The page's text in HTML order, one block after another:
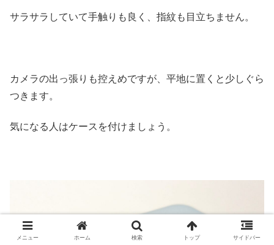
サラサラしていて手触りも良く、指紋も目立ちません。
カメラの出っ張りも控えめですが、平地に置くと少しぐら
つきます。
気になる人はケースを付けましょう。
メニュー ホーム 検索 トップ サイドバー